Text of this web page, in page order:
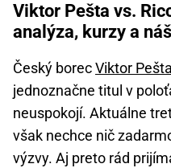
Viktor Pešta vs.
analýza, kurzy a
Český borecViktor Pešta
jednoznačne titul v
neuspokojí. Aktuálne
však nechce nič
výzvy. Aj preto rád